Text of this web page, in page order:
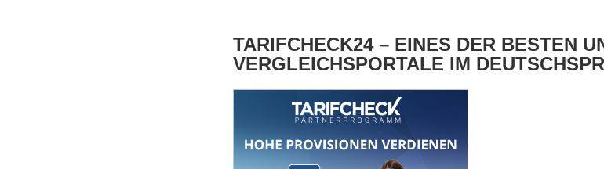
TARIFCHECK24 – EINES DER BESTEN
VERGLEICHSPORTALE IM